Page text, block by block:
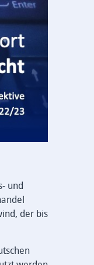
und
der bis